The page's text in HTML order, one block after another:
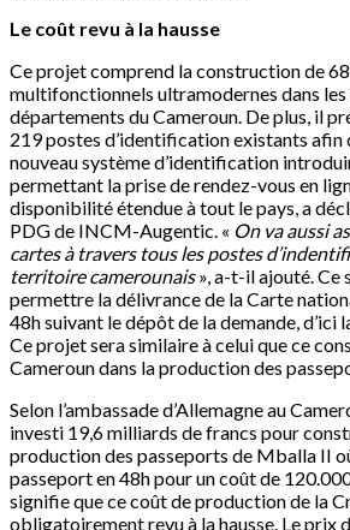
Le coût revu à la hausse
Ce projet comprend la construction de
multifonctionnels ultramodernes dans les
départements du Cameroun. De plus, il
219 postes d’identification existants afin
nouveau système d’identification
permettant la prise de rendez-vous en
disponibilité étendue à tout le pays, a
PDG de INCM-Augentic. « On va aussi
cartes à travers tous les postes
territoire camerounais», a-t-il ajouté. Ce
permettre la délivrance de la Carte
48h suivant le dépôt de la demande, d’ici
Ce projet sera similaire à celui que ce
Cameroun dans la production des
Selon l’ambassade d’Allemagne au
investi 19,6 milliards de francs pour
production des passeports de Mballa II
passeport en 48h pour un coût de
signifie que ce coût de production de la
obligatoirement revu à la hausse. Le prix